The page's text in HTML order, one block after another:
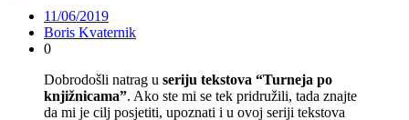
11/06/2019
Boris Kvaternik
0
Dobrodošli natrag u seriju tekstova “Turneja po
knjižnicama”. Ako ste mi se tek pridružili, tada znajte
da mi je cilj posjetiti, upoznati i u ovoj seriji tekstova